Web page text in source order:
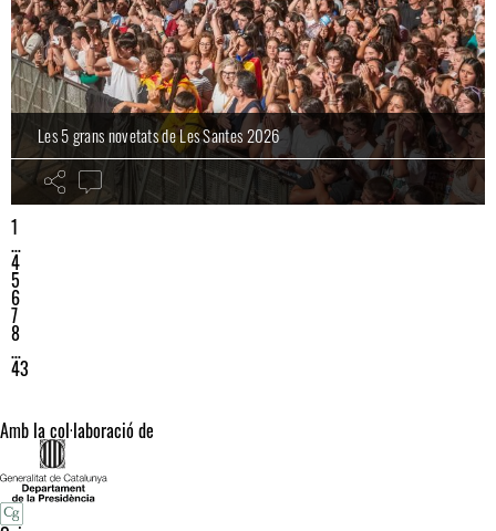
Les 5 grans novetats de Les Santes 2026
1
…
4
5
6
7
8
…
43
Amb la col·laboració de